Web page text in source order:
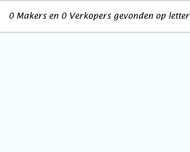
0 Makers en 0 Verkopers gevonden op